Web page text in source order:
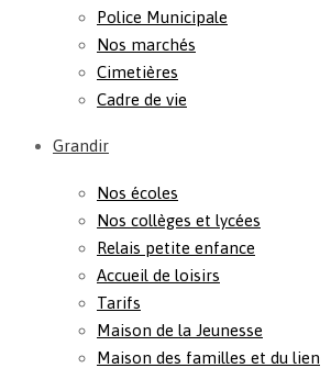
Police Municipale
Nos marchés
Cimetières
Cadre de vie
Grandir
Nos écoles
Nos collèges et lycées
Relais petite enfance
Accueil de loisirs
Tarifs
Maison de la Jeunesse
Maison des familles et du lien